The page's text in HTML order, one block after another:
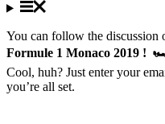
You can follow the discussion
Formule 1 Monaco 2019 !
Cool, huh? Just enter your
you’re all set.